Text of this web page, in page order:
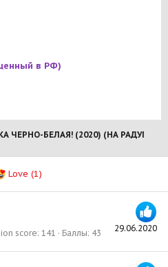
в РФ)
ЧЕРНО-БЕЛАЯ! (2020) (НА РАДУГЕ
Love (1)
29.06.2020
score 141 Баллы 43